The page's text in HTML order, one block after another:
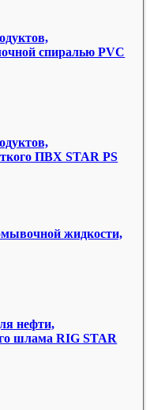
спиралью PVC
ПВХ STAR PS
жидкости,
нефти,
шлама RIG STAR